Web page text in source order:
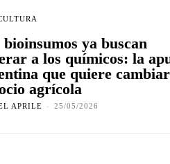
ya buscan
a los químicos: la
que quiere
agrícola
APRILE - 25/05/2026